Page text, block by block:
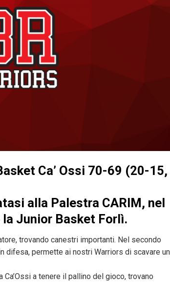
Ca’ Ossi 70-69 (20-15,
alla Palestra CARIM, nel
Junior Basket Forlì.
trovando canestri importanti. Nel secondo
difesa, permette ai nostri Warriors di scavare un
a tenere il pallino del gioco, trovano